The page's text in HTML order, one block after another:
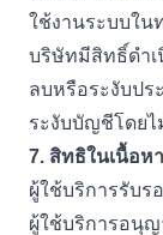
ใช้งานระบบใน
บริษัทมีสิทธิ์ดำเ
ลบหรือระงับปร
ระงับบัญชีโดยไ
7. สิทธิในเนื้อหา
ผู้ใช้บริการรับร
ผู้ใช้บริการอนุญ